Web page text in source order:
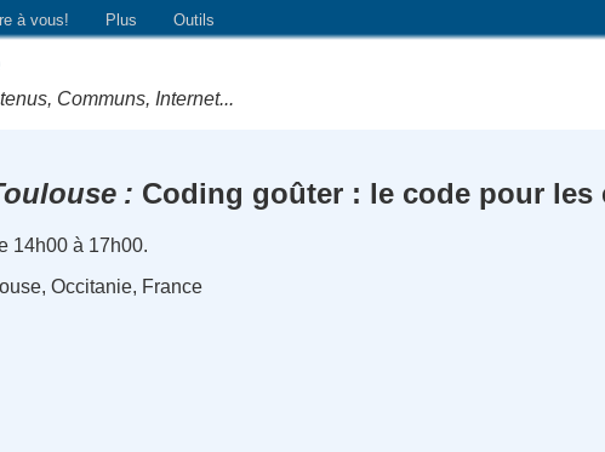
à vous! Plus Outils
Communs, Internet...
Coding goûter : le code pour les
14h00 à 17h00.
Occitanie, France